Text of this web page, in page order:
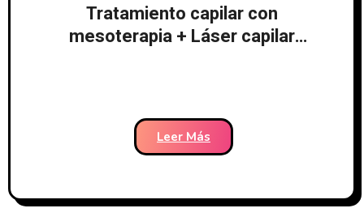
Tratamiento capilar con
mesoterapia + Láser capilar
Leer Más